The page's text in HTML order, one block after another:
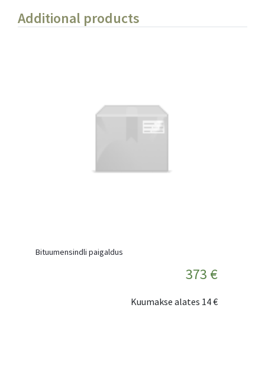
Additional products
Bituumensindli paigaldus
373 €
Kuumakse alates 14 €